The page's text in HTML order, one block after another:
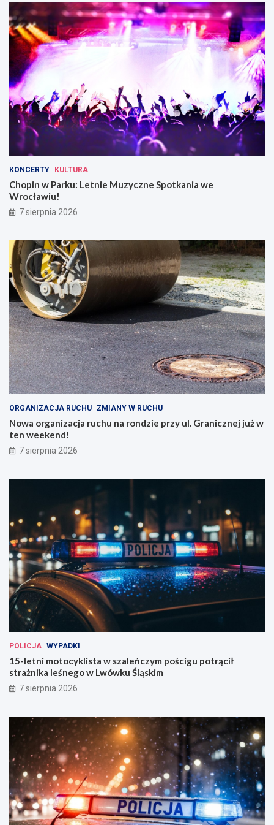
KONCERTY KULTURA
Chopin w Parku: Letnie Muzyczne Spotkania we
Wrocławiu!
7 sierpnia 2026
ORGANIZACJA RUCHU ZMIANY W RUCHU
Nowa organizacja ruchu na rondzie przy ul. Granicznej już w
ten weekend!
7 sierpnia 2026
POLICJA WYPADKI
15-letni motocyklista w szaleńczym pościgu potrącił
strażnika leśnego w Lwówku Śląskim
7 sierpnia 2026